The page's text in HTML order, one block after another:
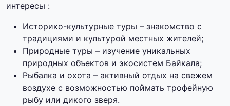
интересы :
Историко-культурные туры – знакомство с
традициями и культурой местных жителей;
Природные туры – изучение уникальных
природных объектов и экосистем Байкала;
Рыбалка и охота – активный отдых на свежем
воздухе с возможностью поймать трофейную
рыбу или дикого зверя.